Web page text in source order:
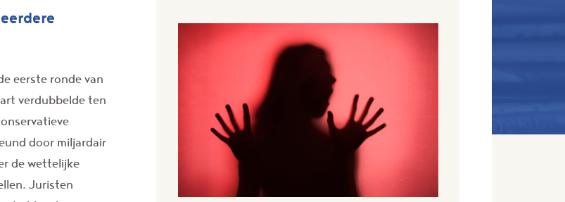
eerste ronde van
verdubbelde ten
door miljardair
de wettelijke
Juristen